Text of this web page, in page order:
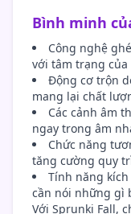
Bình minh
Công nghệ
với tâm trạng của
Động cơ trộn
mang lại chất
Các cảnh âm
ngay trong âm
Chức năng
tăng cường quy
Tính năng
cần nói những gì
Với Sprunki Fall,